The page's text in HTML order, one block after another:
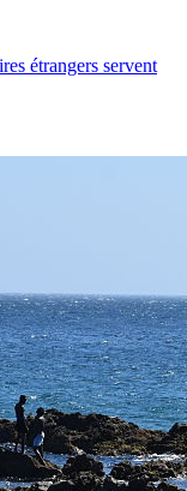
étrangers servent